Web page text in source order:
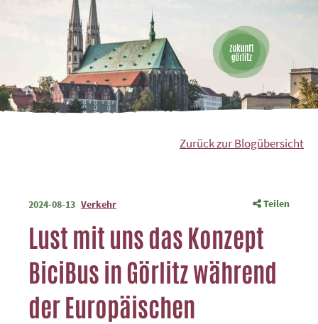
Zurück zur Blogübersicht
2024-08-13 Verkehr Teilen
Lust mit uns das Konzept
BiciBus in Görlitz während
der Europäischen